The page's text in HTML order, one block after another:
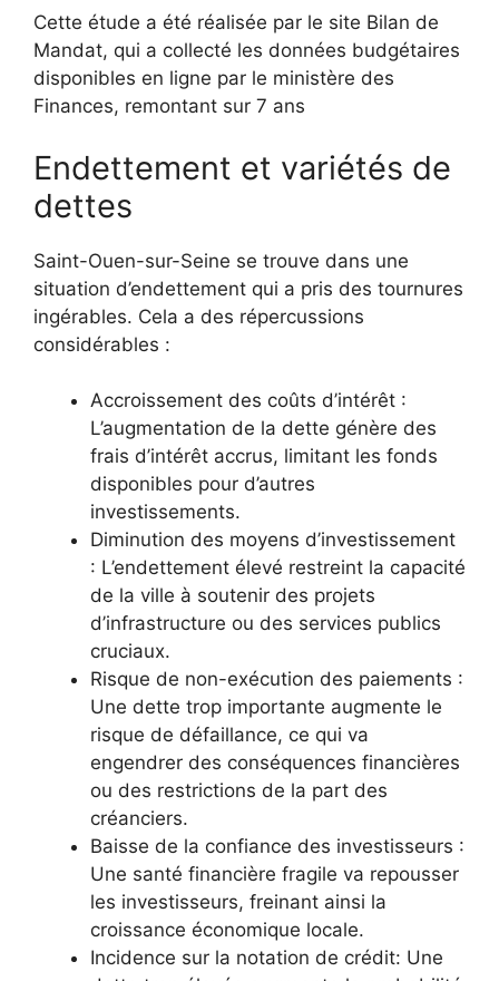
Cette étude a été réalisée par le site Bilan de
Mandat, qui a collecté les données budgétaires
disponibles en ligne par le ministère des
Finances, remontant sur 7 ans
Endettement et variétés de
dettes
Saint-Ouen-sur-Seine se trouve dans une
situation d’endettement qui a pris des tournures
ingérables. Cela a des répercussions
considérables :
Accroissement des coûts d’intérêt :
L’augmentation de la dette génère des
frais d’intérêt accrus, limitant les fonds
disponibles pour d’autres
investissements.
Diminution des moyens d’investissement
: L’endettement élevé restreint la capacité
de la ville à soutenir des projets
d’infrastructure ou des services publics
cruciaux.
Risque de non-exécution des paiements :
Une dette trop importante augmente le
risque de défaillance, ce qui va
engendrer des conséquences financières
ou des restrictions de la part des
créanciers.
Baisse de la confiance des investisseurs :
Une santé financière fragile va repousser
les investisseurs, freinant ainsi la
croissance économique locale.
Incidence sur la notation de crédit: Une